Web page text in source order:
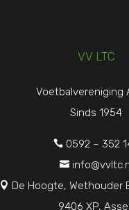
VV LTC
Voetbalvereniging
Sinds 1954
 0592 – 352

 De Hoogte, Wethouder
9406 XP,